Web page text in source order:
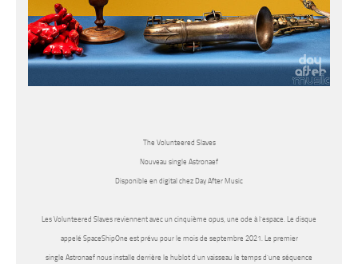
The Volunteered Slaves
Nouveau single Astronaef
Disponible en digital chez Day After Music
Les Volunteered Slaves reviennent avec un cinquième opus, une ode à l’espace. Le disque
appelé SpaceShipOne est prévu pour le mois de septembre 2021. Le premier
single Astronaef nous installe derrière le hublot d’un vaisseau le temps d’une séquence